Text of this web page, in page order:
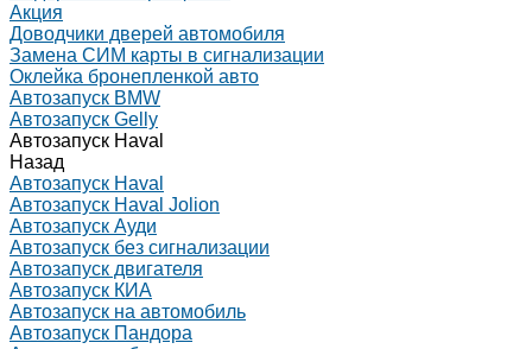
Акция
Доводчики дверей автомобиля
Замена СИМ карты в сигнализации
Оклейка бронепленкой авто
Автозапуск BMW
Автозапуск Gelly
Автозапуск Haval
Назад
Автозапуск Haval
Автозапуск Haval Jolion
Автозапуск Ауди
Автозапуск без сигнализации
Автозапуск двигателя
Автозапуск КИА
Автозапуск на автомобиль
Автозапуск Пандора